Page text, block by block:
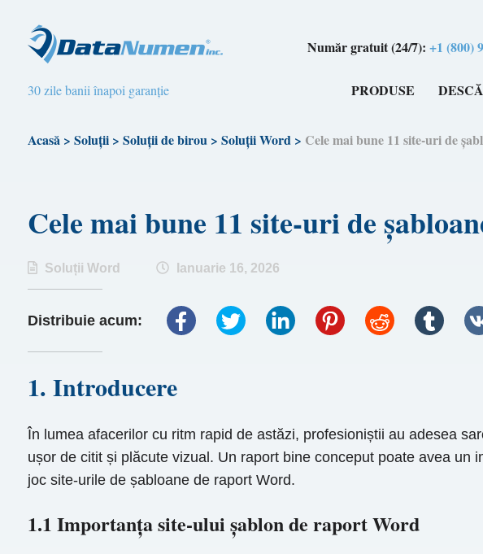
Număr gratuit (24/7):+1 (800)
30 zile banii înapoi garanție PRODUSE
Acasă> Soluții> Soluții de birou> Soluții Word> Cele mai bune 11 site-uri de
Cele mai bune 11 site-uri de
Soluții Word Ianuarie 16, 2026
Distribuie acum:
1. Introducere
În lumea afacerilor cu ritm rapid de astăzi, profesioniștii au adesea
ușor de citit și plăcute vizual. Un raport bine conceput poate avea
joc site-urile de șabloane de raport Word.
1.1 Importanța site-ului șablon de raport Word